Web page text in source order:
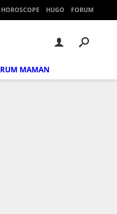
HOROSCOPE HUGO FORUM
MAMAN